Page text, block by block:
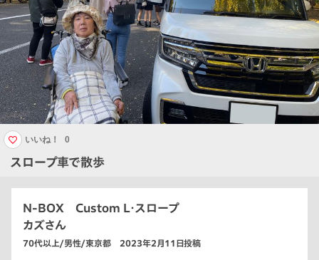
スロープ車で散歩
いいね！ 0
N-BOX Custom L・スロープ
カズさん
70代以上/男性/東京都 2023年2月11日投稿